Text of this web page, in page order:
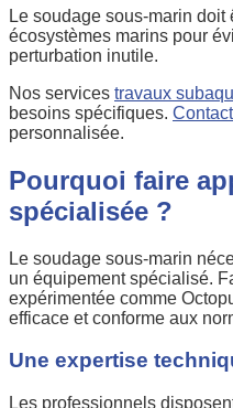
Le soudage sous-marin
écosystèmes marins pour
perturbation inutile.
Nos services travaux
besoins spécifiques.
personnalisée.
Pourquoi faire
spécialisée ?
Le soudage sous-marin
un équipement spécialisé.
expérimentée comme
efficace et conforme aux
Une expertise
Les professionnels